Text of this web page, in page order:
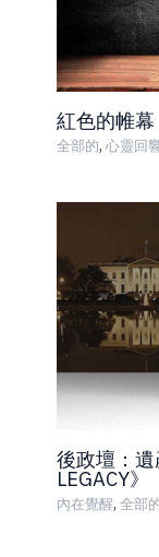
紅色的帷幕
全部的, 心靈回
後政壇：遺
LEGACY》
內在覺醒, 全部